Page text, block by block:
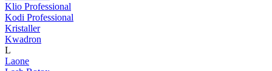
Klio Professional
Kodi Professional
Kristaller
Kwadron
L
Laone